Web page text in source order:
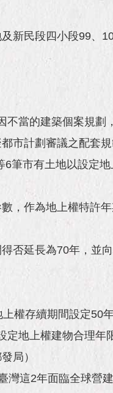
新民段四小段99、
當的建築個案規
市計劃審議之配套規
筆市有土地以設定
，作為地上權特許
否延長為70年，並
權存續期間設定50
地上權建物合理年
局）
這2年面臨全球營